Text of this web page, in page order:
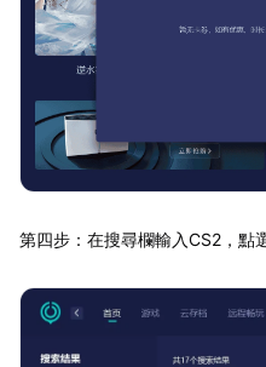
第四步：在搜尋欄輸入CS2，點